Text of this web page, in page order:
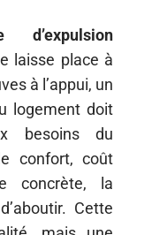
d’expulsion
laisse place à
à l’appui, un
logement doit
besoins du
confort, coût
concrète, la
Cette